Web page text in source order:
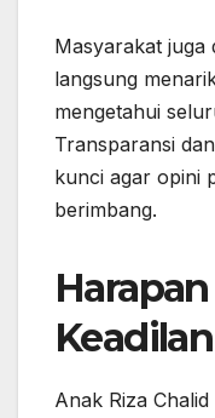
Masyarakat juga
langsung
mengetahui
Transparansi
kunci agar opini
berimbang.
Keadilan
Anak Riza